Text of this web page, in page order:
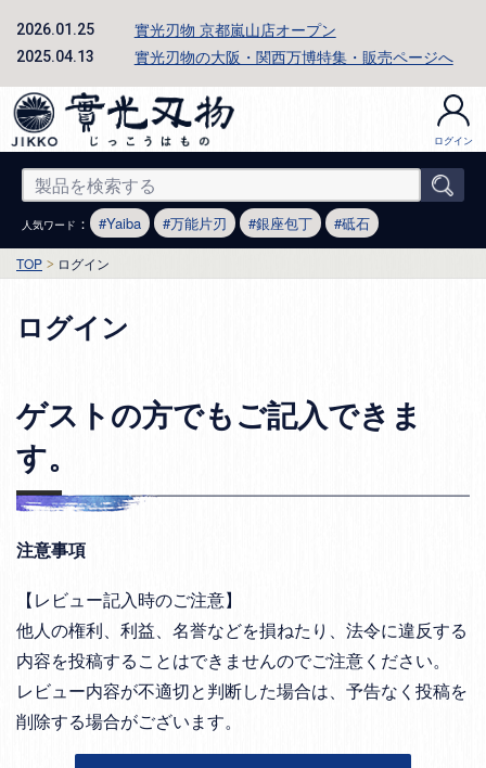
2026.01.25 實光刃物 京都嵐山店オープン
2025.04.13 實光刃物の大阪・関西万博特集・販売ページへ
ログイン
人気ワード ： Yaiba 万能片刃 銀座包丁 砥石
TOP ログイン
ログイン
ゲストの方でもご記入できま
す。
注意事項
【レビュー記入時のご注意】
他人の権利、利益、名誉などを損ねたり、法令に違反する
内容を投稿することはできませんのでご注意ください。
レビュー内容が不適切と判断した場合は、予告なく投稿を
削除する場合がございます。